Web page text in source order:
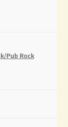
Pub Rock